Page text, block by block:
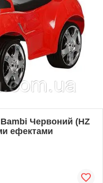
Червоний (HZ
ефектами